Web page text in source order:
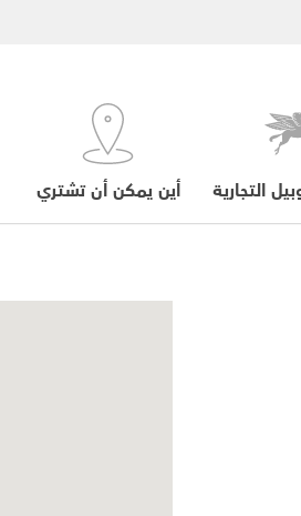
أين يمكن أن تشتري التجارية